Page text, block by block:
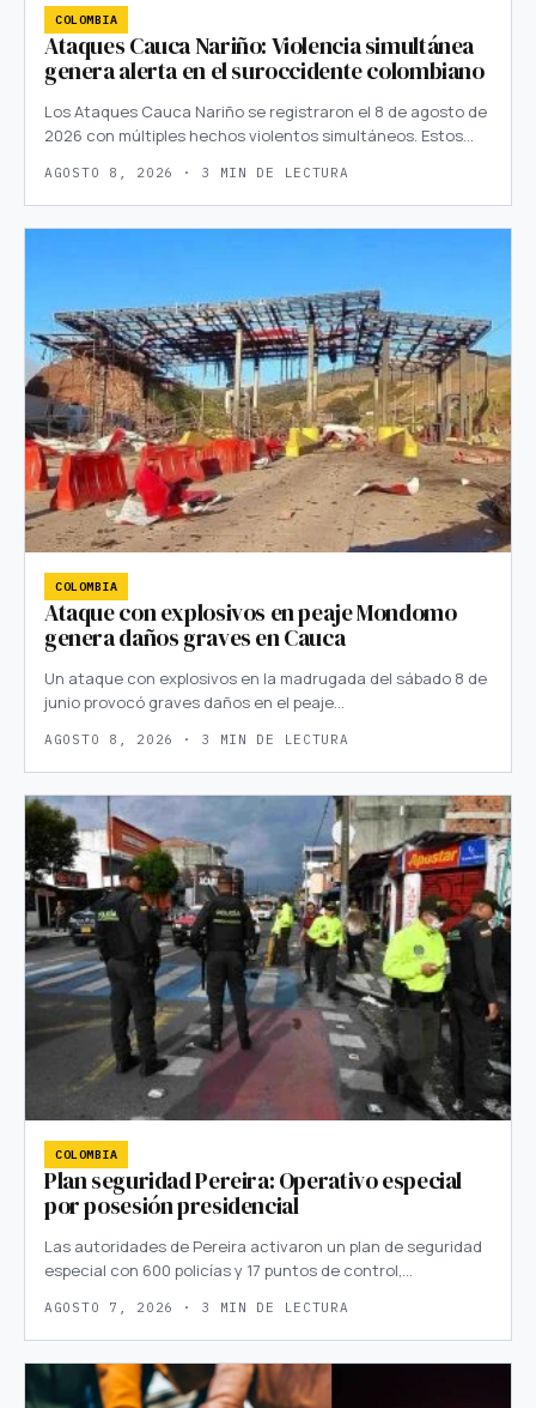
COLOMBIA
Ataques Cauca Nariño: Violencia simultánea
genera alerta en el suroccidente colombiano
Los Ataques Cauca Nariño se registraron el 8 de agosto de
2026 con múltiples hechos violentos simultáneos. Estos…
AGOSTO 8, 2026 · 3 MIN DE LECTURA
COLOMBIA
Ataque con explosivos en peaje Mondomo
genera daños graves en Cauca
Un ataque con explosivos en la madrugada del sábado 8 de
junio provocó graves daños en el peaje…
AGOSTO 8, 2026 · 3 MIN DE LECTURA
COLOMBIA
Plan seguridad Pereira: Operativo especial
por posesión presidencial
Las autoridades de Pereira activaron un plan de seguridad
especial con 600 policías y 17 puntos de control,…
AGOSTO 7, 2026 · 3 MIN DE LECTURA